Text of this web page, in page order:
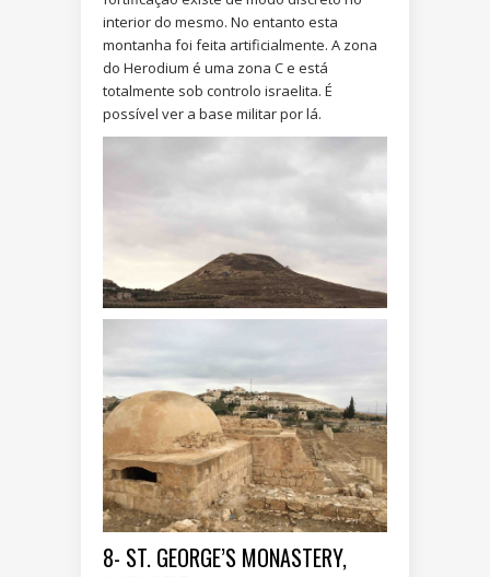
interior do mesmo. No entanto esta
montanha foi feita artificialmente. A zona
do Herodium é uma zona C e está
totalmente sob controlo israelita. É
possível ver a base militar por lá.
8- ST. GEORGE’S MONASTERY,